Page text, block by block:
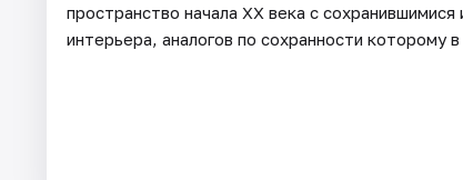
пространство начала ХХ века с
интерьера, аналогов по сохранности которому